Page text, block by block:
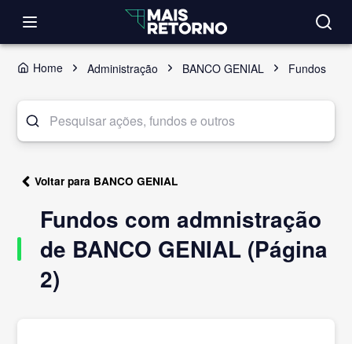
Home Administração BANCO GENIAL Fundos
Voltar para BANCO GENIAL
Fundos com admnistração
de BANCO GENIAL (Página
2)